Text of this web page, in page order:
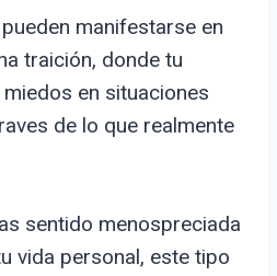
manifestarse en
traición, donde tu
en situaciones
de lo que realmente
sentido menospreciada
vida personal, este tipo